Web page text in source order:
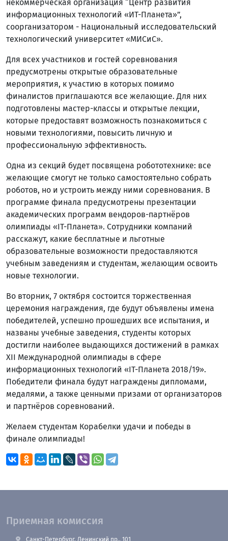
некоммерческая организация “Центр развития
информационных технологий «ИТ-Планета»”,
соорганизатором - Национальный исследовательский
технологический университет «МИСиС».
Для всех участников и гостей соревнования
предусмотрены открытые образовательные
мероприятия, к участию в которых помимо
финалистов приглашаются все желающие. Для них
подготовлены мастер-классы и открытые лекции,
которые предоставят возможность познакомиться с
новыми технологиями, повысить личную и
профессиональную эффективность.
Одна из секций будет посвящена робототехнике: все
желающие смогут не только самостоятельно собрать
роботов, но и устроить между ними соревнования. В
программе финала предусмотрены презентации
академических программ вендоров-партнёров
олимпиады «IT-Планета». Сотрудники компаний
расскажут, какие бесплатные и льготные
образовательные возможности предоставляются
учебным заведениям и студентам, желающим освоить
новые технологии.
Во вторник, 7 октября состоится торжественная
церемония награждения, где будут объявлены имена
победителей, успешно прошедших все испытания, и
названы учебные заведения, студенты которых
достигли наиболее выдающихся достижений в рамках
XII Международной олимпиады в сфере
информационных технологий «IT-Планета 2018/19».
Победители финала будут награждены дипломами,
медалями, а также ценными призами от организаторов
и партнёров соревнований.
Желаем студентам Корабелки удачи и победы в
финале олимпиады!
Приемная комиссия
Санкт-Петербург, Ленинский пр., 101